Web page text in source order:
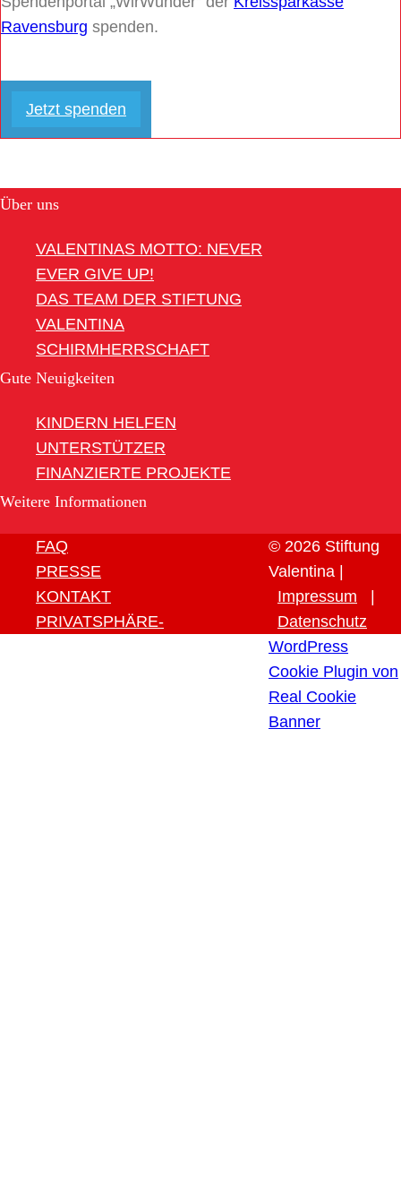
Ravensburg spenden.
Jetzt spenden
Über uns
VALENTINAS MOTTO: NEVER
EVER GIVE UP!
DAS TEAM DER STIFTUNG
VALENTINA
SCHIRMHERRSCHAFT
Gute Neuigkeiten
KINDERN HELFEN
UNTERSTÜTZER
FINANZIERTE PROJEKTE
Weitere Informationen
FAQ
PRESSE
KONTAKT
PRIVATSPHÄRE-
© 2026 Stiftung
Valentina |
Impressum
Datenschutz
WordPress
Cookie Plugin von
Real Cookie
Banner